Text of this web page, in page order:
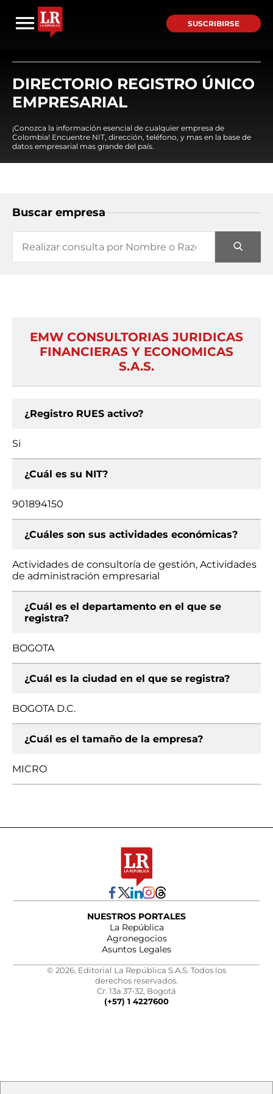
SUSCRIBIRSE
DIRECTORIO REGISTRO ÚNICO
EMPRESARIAL
¡Conozca la información esencial de cualquier empresa de
Colombia! Encuentre NIT, dirección, teléfono, y mas en la base de
datos empresarial mas grande del país.
Buscar empresa
EMW CONSULTORIAS JURIDICAS
FINANCIERAS Y ECONOMICAS
S.A.S.
¿Registro RUES activo?
Si
¿Cuál es su NIT?
901894150
¿Cuáles son sus actividades económicas?
Actividades de consultoría de gestión, Actividades
de administración empresarial
¿Cuál es el departamento en el que se
registra?
BOGOTA
¿Cuál es la ciudad en el que se registra?
BOGOTA D.C.
¿Cuál es el tamaño de la empresa?
MICRO
NUESTROS PORTALES
La República
Agronegocios
Asuntos Legales
© 2026, Editorial La República S.A.S. Todos los
derechos reservados.
Cr. 13a 37-32, Bogotá
(+57) 1 4227600